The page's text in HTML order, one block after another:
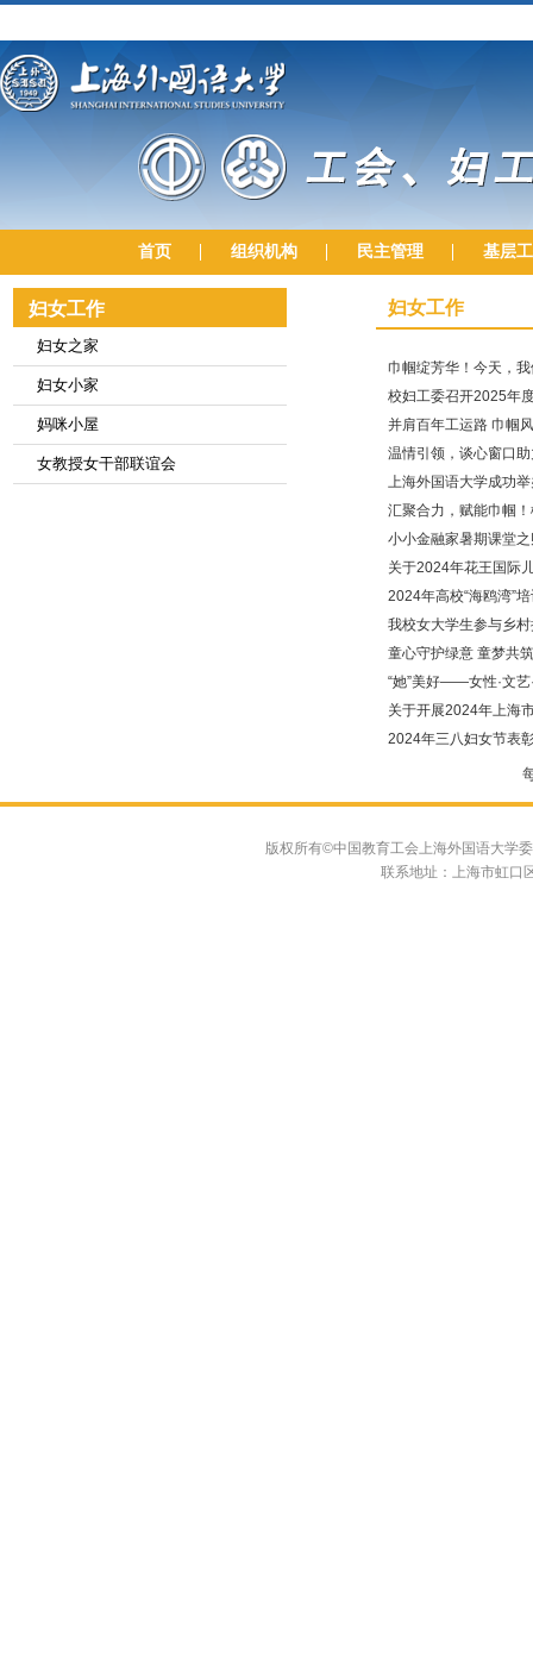
首页 组织机构 民主管理 基层
妇女工作
妇女之家
妇女小家
妈咪小屋
女教授女干部联谊会
妇女工作
巾帼绽芳华！今天，我
校妇工委召开2025年
并肩百年工运路 巾帼
温情引领，谈心窗口
上海外国语大学成功
汇聚合力，赋能巾帼
小小金融家暑期课堂
关于2024年花王国际
2024年高校“海鸥湾”
我校女大学生参与乡
童心守护绿意 童梦共
“她”美好——女性·文
关于开展2024年上海
2024年三八妇女节表
版权所有©中国教育工会上海外国语大学
联系地址：上海市虹口